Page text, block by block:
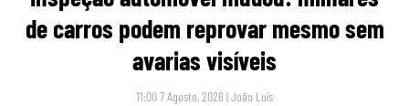
de carros podem reprovar mesmo sem
avarias visíveis
11:00 7 Agosto, 2026 |João Luís